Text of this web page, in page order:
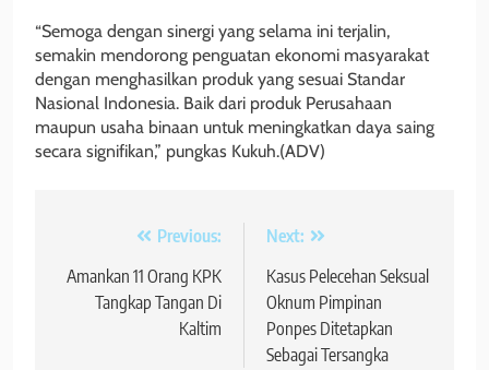
“Semoga dengan sinergi yang selama ini terjalin,
semakin mendorong penguatan ekonomi masyarakat
dengan menghasilkan produk yang sesuai Standar
Nasional Indonesia. Baik dari produk Perusahaan
maupun usaha binaan untuk meningkatkan daya saing
secara signifikan,” pungkas Kukuh.(ADV)
Navigasi
pos
Previous:
Amankan 11 Orang KPK
Tangkap Tangan Di
Kaltim
Next:
Kasus Pelecehan Seksual
Oknum Pimpinan
Ponpes Ditetapkan
Sebagai Tersangka